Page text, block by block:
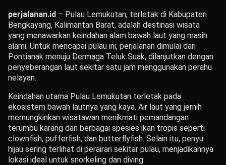
perjalanan.id – Pulau Lemukutan, terletak di Kabupaten
Bengkayang, Kalimantan Barat, adalah destinasi wisata
yang menawarkan keindahan alam bawah laut yang masih
alami. Untuk mencapai pulau ini, perjalanan dimulai dari
Pontianak menuju Dermaga Teluk Suak, dilanjutkan dengan
penyeberangan laut sekitar satu jam menggunakan perahu
nelayan.
Keindahan utama Pulau Lemukutan terletak pada
ekosistem bawah lautnya yang kaya. Air laut yang jernih
memungkinkan wisatawan menikmati pemandangan
terumbu karang dan berbagai spesies ikan tropis seperti
clownfish, pufferfish, dan butterflyfish. Selain itu, penyu
hijau sering terlihat di perairan sekitar pulau, menjadikannya
lokasi ideal untuk snorkeling dan diving.